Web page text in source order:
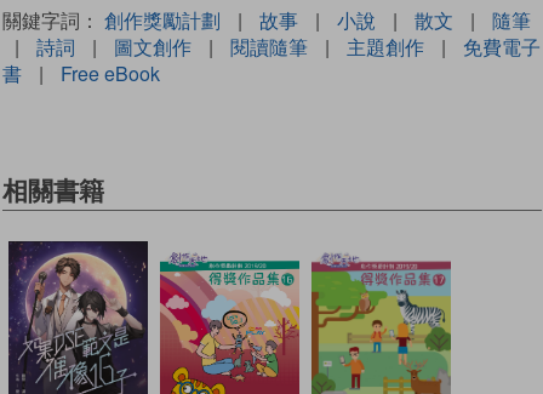
關鍵字詞： 創作獎勵計劃 | 故事 | 小說 | 散文 |
隨筆
|
詩詞 | 圖文創作 | 閱讀隨筆 | 主題創作 |
免費電子
書
| Free eBook
相關書籍